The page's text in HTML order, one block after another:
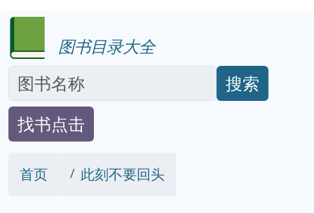
图书目录大全
搜索
找书点击
首页 此刻不要回头